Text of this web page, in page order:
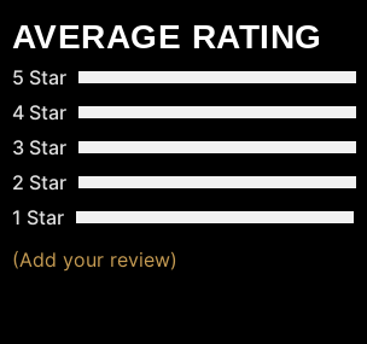
D
A
S
AVERAGE RATING
5 Star
4 Star
3 Star
2 Star
1 Star
(Add your review)